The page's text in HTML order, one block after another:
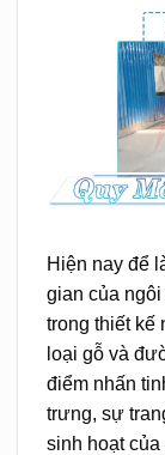
Hiện nay để
gian của
trong thiết kế
loại gỗ và
điểm nhấn
trưng, sự
sinh hoạt của